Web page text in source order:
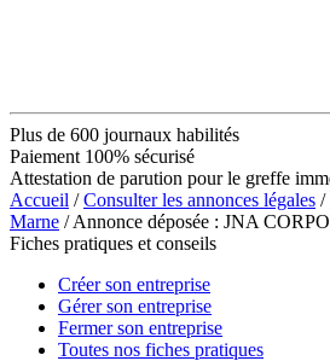
Plus de 600 journaux habilités
Paiement 100% sécurisé
Attestation de parution pour le greffe
Accueil /Consulter les annonces légales /
Marne / Annonce déposée : JNA
Fiches pratiques et conseils
Créer son entreprise
Gérer son entreprise
Fermer son entreprise
Toutes nos fiches pratiques